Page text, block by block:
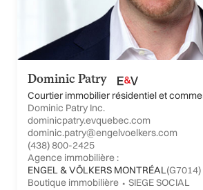
Dominic Patry
Courtier immobilier résidentiel et
Dominic Patry Inc.
dominicpatry.evquebec.com
dominic.patry@engelvoelkers.com
(438) 800-2425
Agence immobilière :
ENGEL & VÖLKERS MONTRÉAL(G7014)
Boutique immobilière ⬩ SIEGE SOCIAL